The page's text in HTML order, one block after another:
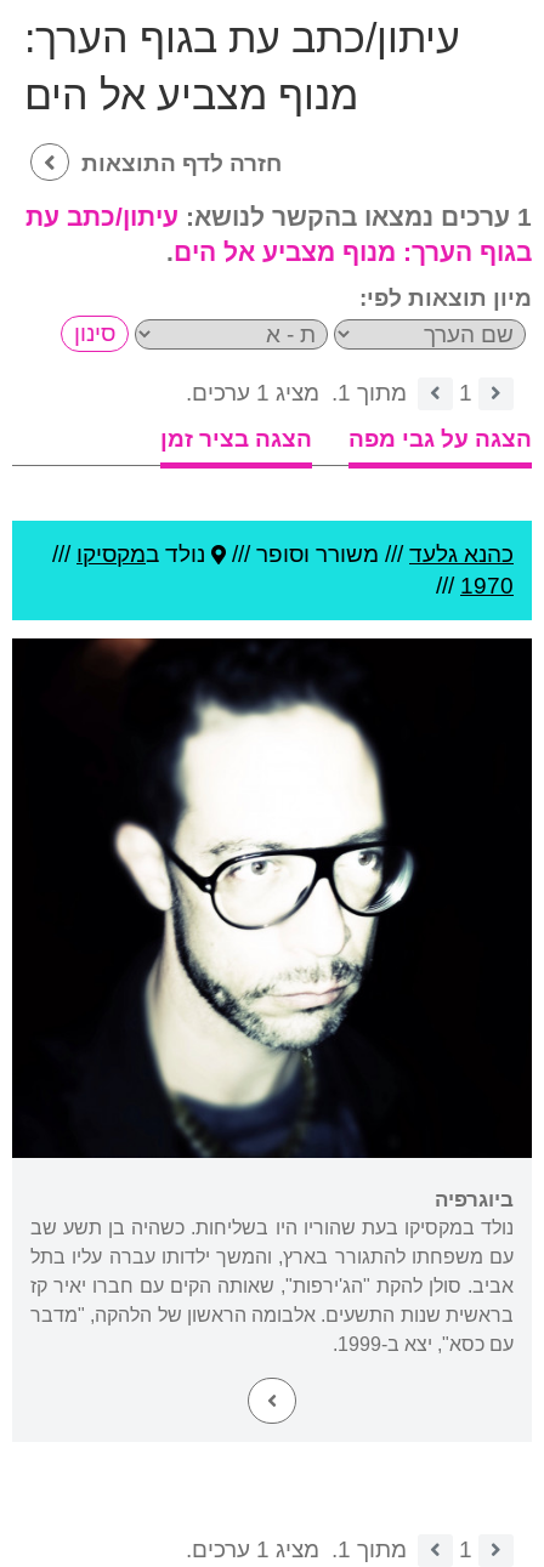
עיתון/כתב עת בגוף הערך:
מנוף מצביע אל הים
חזרה לדף התוצאות
1 ערכים נמצאו בהקשר לנושא:
עיתון/כתב עת
בגוף הערך: מנוף מצביע אל הים.
מיון תוצאות לפי:
1 מתוך 1.
מציג 1 ערכים.
הצגה על גבי מפה
הצגה בציר זמן
כהנא גלעד/// משורר וסופר /// נולד במקסיקו ///
1970
///
ביוגרפיה
נולד במקסיקו בעת שהוריו היו בשליחות. כשהיה בן תשע שב
עם משפחתו להתגורר בארץ, והמשך ילדותו עברה עליו בתל
אביב. סולן להקת "הג'ירפות", שאותה הקים עם חברו יאיר קז
בראשית שנות התשעים. אלבומה הראשון של הלהקה, "מדבר
עם כסא", יצא ב-1999.
1 מתוך 1. מציג 1 ערכים.